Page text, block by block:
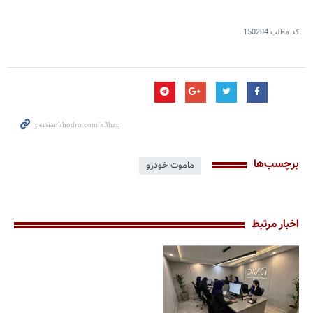
کد مطلب150204
برچسب‌ها ماموت خودرو
اخبار مرتبط